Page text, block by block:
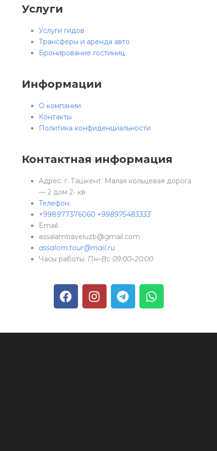
Услуги
Услуги гидов
Трансферы и аренда авто
Бронирование гостиниц
Информации
О компании
Контакты
Политика конфиденциальности
Контактная информация
Адрес: г. Ташкент. Малая кольцевая дорога
— 2 дом 2- кв
Телефон:
+998977376060 +998975483333
Email:
assalamtraveluzb@gmail.com
assalom.tour@mail.ru
Часы работы: Пн–Вс 09:00–20:00